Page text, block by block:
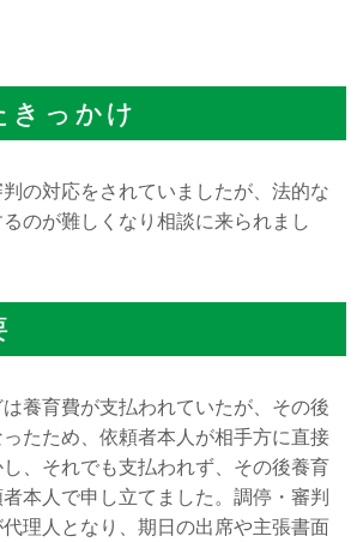
きっかけ
の対応をされていましたが、法的な
のが難しくなり相談に来られまし
養育費が支払われていたが、その後
たため、依頼者本人が相手方に直接
、それでも支払われず、その後養育
本人で申し立てました。調停・審判
理人となり、期日の出席や主張書面